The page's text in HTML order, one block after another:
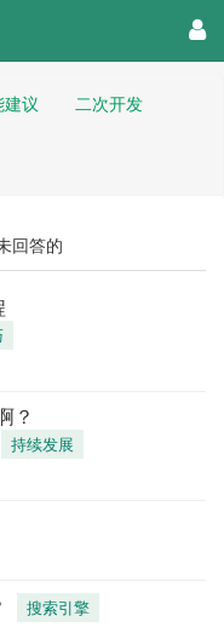
建议 二次开发
回答的
？
持续发展
搜索引擎